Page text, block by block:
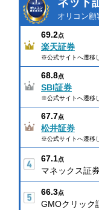
オリコン
69.2点
楽天証券
※公式サイトへ遷移
68.8点
SBI証券
※公式サイトへ遷移
67.7点
松井証券
※公式サイトへ遷移
67.1点
マネックス証券
66.3点
GMOクリック